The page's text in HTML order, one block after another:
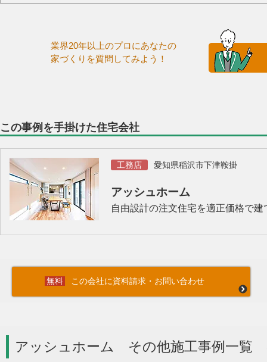
業界20年以上のプロにあなたの
家づくりを質問してみよう！
この事例を手掛けた住宅会社
工務店 愛知県稲沢市下津鞍掛
アッシュホーム
自由設計の注文住宅を適正価格で
この会社に資料請求・お問い合わせ
アッシュホーム その他施工事例一覧